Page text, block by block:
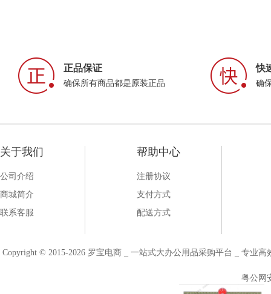
正品保证
确保所有商品都是原装正品
快
确
关于我们
公司介绍
商城简介
联系客服
帮助中心
注册协议
支付方式
配送方式
Copyright © 2015-2026 罗宝电商 _ 一站式大办公用品采购平台 _ 专业
粤公网